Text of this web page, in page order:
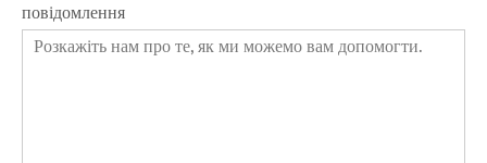
повідомлення